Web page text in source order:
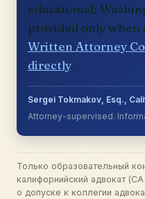
educational;
provided only when
Written Attorney
directly.
Sergei Tokmakov, Esq.,
Attorney-supervised.
Только образовательный
калифорнийский адвокат
о допуске к коллегии